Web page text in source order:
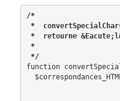
/*
*
*  retourne
*
*/
function